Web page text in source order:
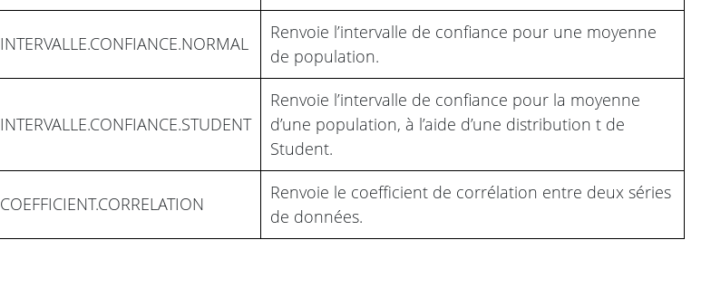
INTERVALLE.CONFIANCE.NORMAL
Renvoie l’intervalle de confiance pour une moyenne
de population.
INTERVALLE.CONFIANCE.STUDENT
Renvoie l’intervalle de confiance pour la moyenne
d’une population, à l’aide d’une distribution t de
Student.
COEFFICIENT.CORRELATION
Renvoie le coefficient de corrélation entre deux séries
de données.